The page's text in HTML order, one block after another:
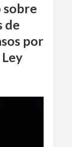
sobre
de
por